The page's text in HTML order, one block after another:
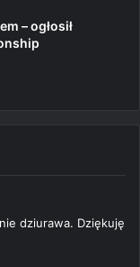
– ogłosił
dziurawa. Dziękuję